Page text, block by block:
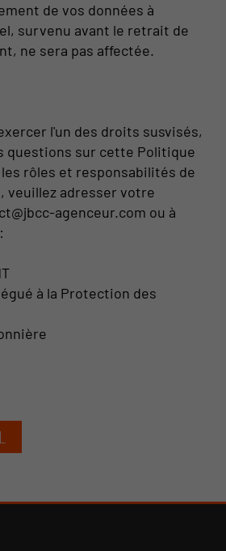
de vos données à
survenu avant le retrait de
ne sera pas affectée.
l'un des droits susvisés,
questions sur cette Politique
rôles et responsabilités de
veuillez adresser votre
agenceur.com ou à
à la Protection des